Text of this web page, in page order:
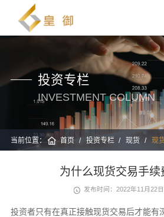
投资专栏
INVESTMENT COLUMN
当前位置： 首页 投资专栏 现货 现
为什么现货交易手续
发布时间：2022年11月22
投资者只有在真正接触现货交易后才能有